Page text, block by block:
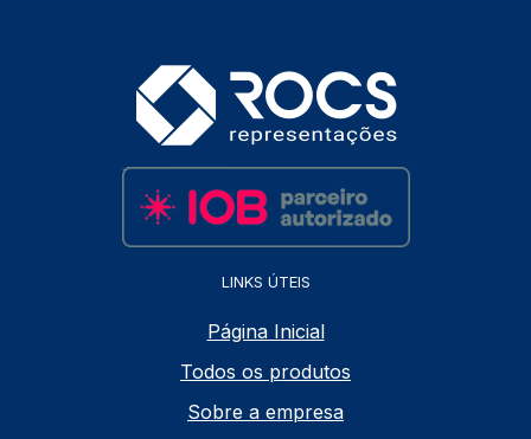
LINKS ÚTEIS
Página Inicial
Todos os produtos
Sobre a empresa